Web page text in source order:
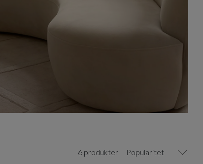
6 produkter Popularitet